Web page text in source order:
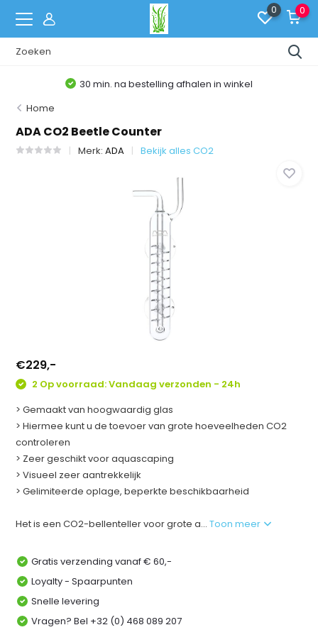
0 0
30 min. na bestelling afhalen in winkel
Home
ADA CO2 Beetle Counter
Merk:ADA Bekijk alles CO2
€229,-
2 Op voorraad: Vandaag verzonden - 24h
> Gemaakt van hoogwaardig glas
> Hiermee kunt u de toevoer van grote hoeveelheden CO2
controleren
> Zeer geschikt voor aquascaping
> Visueel zeer aantrekkelijk
> Gelimiteerde oplage, beperkte beschikbaarheid
Het is een CO2-bellenteller voor grote a...Toon meer
Gratis verzending vanaf € 60,-
Loyalty - Spaarpunten
Snelle levering
Vragen? Bel +32 (0) 468 089 207